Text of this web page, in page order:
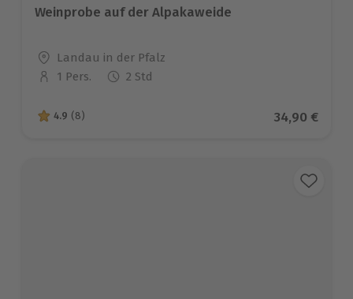
Weinprobe auf der Alpakaweide
Standort
Landau in der Pfalz
Anzahl der Teilnehmer
1 Pers. 2 Std
4.9 von 5 Sternen basierend auf 8 Bewertungen
4.9 (8) Aktueller
34,90 €